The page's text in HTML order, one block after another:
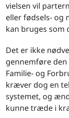
vielsen vil
eller fødsels- og
kan bruges som
Det er ikke
gennemføre
Familie- og
kræ­ver dog en
systemet, og
kunne træde i